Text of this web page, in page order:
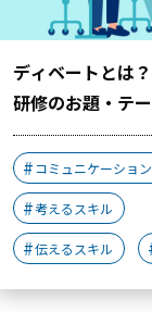
ディベートとは
研修のお題・テ
コミュニケーショ
考えるスキル
伝えるスキル